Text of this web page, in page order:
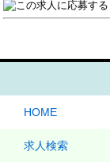
HOME
求人検索